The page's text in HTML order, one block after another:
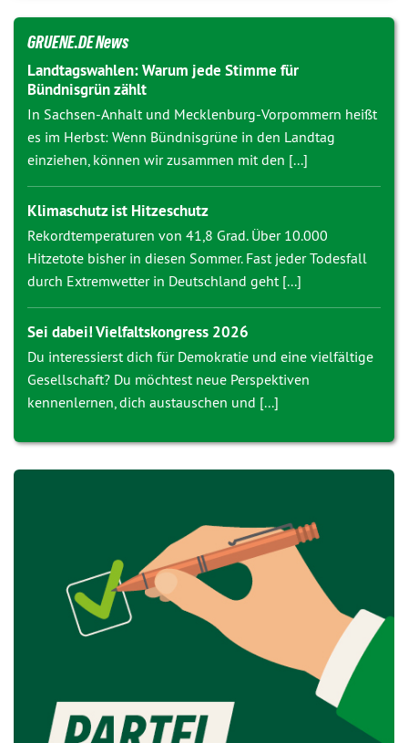
GRUENE.DE News
Landtagswahlen: Warum jede Stimme für
Bündnisgrün zählt
In Sachsen-Anhalt und Mecklenburg-Vorpommern heißt
es im Herbst: Wenn Bündnisgrüne in den Landtag
einziehen, können wir zusammen mit den [...]
Klimaschutz ist Hitzeschutz
Rekordtemperaturen von 41,8 Grad. Über 10.000
Hitzetote bisher in diesen Sommer. Fast jeder Todesfall
durch Extremwetter in Deutschland geht [...]
Sei dabei! Vielfaltskongress 2026
Du interessierst dich für Demokratie und eine vielfältige
Gesellschaft? Du möchtest neue Perspektiven
kennenlernen, dich austauschen und [...]